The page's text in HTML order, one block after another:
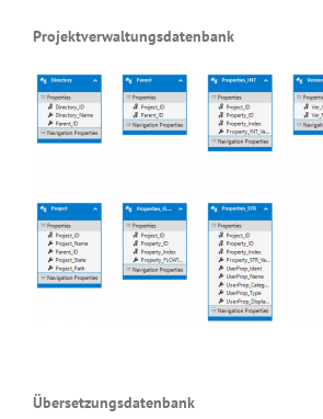
Projektverwaltungsdatenbank
Übersetzungsdatenbank